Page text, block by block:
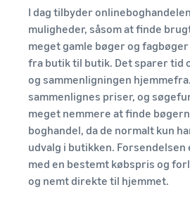
Brand-lancering på Amazon
Succeshistorier
fra sælgere:
Med Amazons
rækkevidde og
Skipper's
kunder
Start med billige FBA-
Sælg på tværs af
Storbritanniens og EU's
grænser
Kom ind på nye markeder
uden besvær
administrere din drift
Udforsk
salgsprogrammer
Opret din salgsstrategi med
forskellige programmer
Indkomstberegner
Beregn gebyrer og
omkostninger for et
produkt med forskellige
forsendelsesmetoder
Lagerstyring for
dummies
Gode råd til effektiv
lagerstyring med Amazon
Efterspurgte
produkter til
start af
salget
I dag tilbyder
muligheder, såsom at finde
meget gamle bøger og
fra butik til butik. Det sparer tid
og sammenligningen
sammenlignes priser, og
meget nemmere at finde
boghandel, da de normalt kun
udvalg i butikken.
med en bestemt købspris og
og nemt direkte til hjemmet.